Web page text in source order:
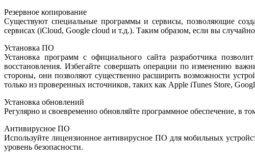
Резервное копирование
Существуют специальные программы и сервисы, позволяющие
сервисах (iCloud, Google cloud и т.д.). Таким образом, если вы
Установка ПО
Установка программ с официального сайта разработчика
восстановления. Избегайте совершать операции по изменению
стороны, они позволяют существенно расширить возможности
только из проверенных источников, таких как Apple iTunes Store,
Установка обновлений
Регулярно и своевременно обновляйте программное обеспечение, в
Антивирусное ПО
Используйте лицензионное антивирусное ПО для мобильных
уровень безопасности.